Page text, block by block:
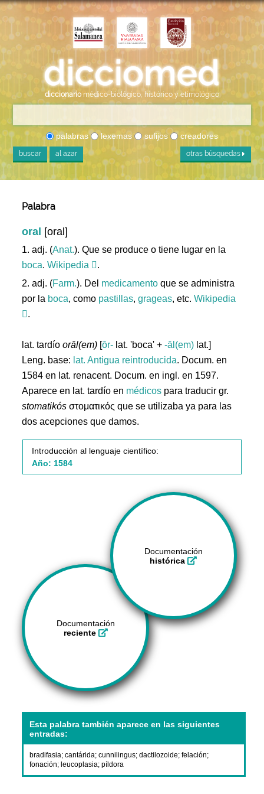
diccionario médico-biológico, histórico y etimológico
palabras lexemas sufijos creadores
buscar al azar otras búsquedas
Palabra
oral [oral]
1. adj. (Anat.). Que se produce o tiene lugar en la
boca.Wikipedia
.
2. adj. (Farm.). Del medicamento que se administra
por la boca, como pastillas,grageas, etc.Wikipedia
.
lat. tardíoorāl(em) [ōr- lat. 'boca' +-āl(em) lat.]
Leng. base: lat. Antigua reintroducida. Docum. en
1584 en lat. renacent. Docum. en ingl. en 1597.
Aparece en lat. tardío en médicos para traducir gr.
stomatikós στοματικός que se utilizaba ya para las
dos acepciones que damos.
Introducción al lenguaje científico:
Año: 1584
Documentación
histórica
Documentación
reciente
Esta palabra también aparece en las siguientes
entradas:
bradifasia;cantárida;cunnilingus;dactilozoide;felación;
fonación; leucoplasia;píldora